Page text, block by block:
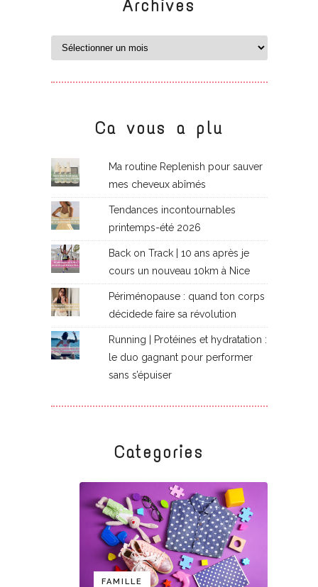
Archives
Ca vous a plu
Ma routine Replenish pour sauver
mes cheveux abîmés
Tendances incontournables
printemps-été 2026
Back on Track | 10 ans après je
cours un nouveau 10km à Nice
Périménopause : quand ton corps
décidede faire sa révolution
Running | Protéines et hydratation :
le duo gagnant pour performer
sans s’épuiser
Categories
FAMILLE